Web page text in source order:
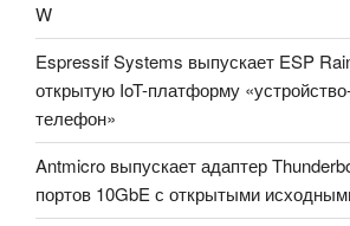
W
Espressif Systems выпускает ESP
открытую IoT-платформу
телефон»
Antmicro выпускает адаптер
портов 10GbE с открытыми